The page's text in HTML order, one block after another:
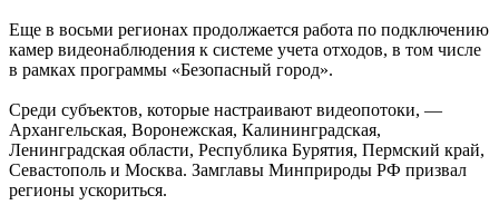
Еще в восьми регионах продолжается работа по подключению
камер видеонаблюдения к системе учета отходов, в том числе
в рамках программы «Безопасный город».
Среди субъектов, которые настраивают видеопотоки, —
Архангельская, Воронежская, Калининградская,
Ленинградская области, Республика Бурятия, Пермский край,
Севастополь и Москва. Замглавы Минприроды РФ призвал
регионы ускориться.